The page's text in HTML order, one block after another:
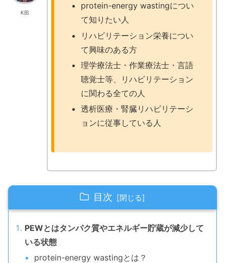
K田
protein-energy wastingについ
て知りたい人
リハビリテーション栄養につい
て興味のある方
理学療法士・作業療法士・言語
聴覚士等、リハビリテーション
に関わる全ての人
透析医療・腎臓リハビリテーシ
ョンに従事している人
目次
PEWとはタンパク質やエネルギー貯蔵が減少して
いる状態
protein-energy wastingとは？